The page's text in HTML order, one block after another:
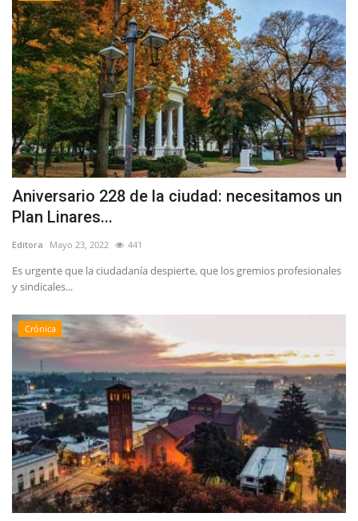
Aniversario 228 de la ciudad: necesitamos un
Plan Linares...
Editora Mayo 23, 2022 441
Es urgente que la ciudadanía despierte, que los gremios profesionales
y sindicales...
Crónica